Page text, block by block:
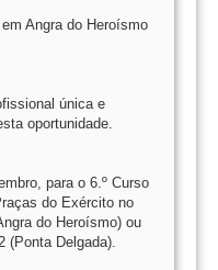
Angra do Heroísmo
única e
oportunidade.
para o 6.º Curso
do Exército no
do Heroísmo) ou
(Ponta Delgada).